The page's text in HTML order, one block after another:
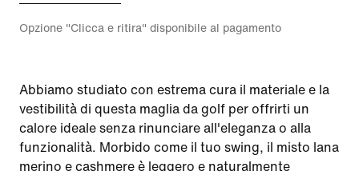
Opzione "Clicca e ritira" disponibile al pagamento
Abbiamo studiato con estrema cura il materiale e la
vestibilità di questa maglia da golf per offrirti un
calore ideale senza rinunciare all'eleganza o alla
funzionalità. Morbido come il tuo swing, il misto lana
merino e cashmere è leggero e naturalmente